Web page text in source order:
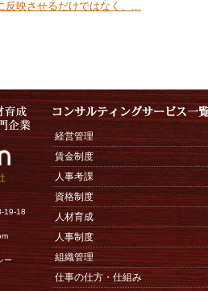
反映させるだけではなく、...
19-18
ー
経営管理
賃金制度
人事考課
資格制度
人材育成
人事制度
組織管理
仕事の仕方・仕組み